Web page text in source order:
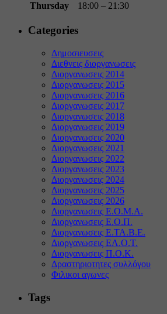
Thursday
18:00 – 21:30
Categories
Δημοσιευσεις
Διεθνεις διοργανωσεις
Διοργανωσεις 2014
Διοργανωσεις 2015
Διοργανωσεις 2016
Διοργανωσεις 2017
Διοργανωσεις 2018
Διοργανωσεις 2019
Διοργανωσεις 2020
Διοργανωσεις 2021
Διοργανωσεις 2022
Διοργανωσεις 2023
Διοργανωσεις 2024
Διοργανωσεις 2025
Διοργανωσεις 2026
Διοργανωσεις Ε.Ο.Μ.Α.
Διοργανωσεις Ε.Ο.Π.
Διοργανωσεις Ε.ΤΑ.Β.Ε.
Διοργανωσεις ΕΛ.Ο.Τ.
Διοργανωσεις Π.Ο.Κ.
Δραστηριοτητες συλλόγου
Φιλικοι αγωνες
Tags